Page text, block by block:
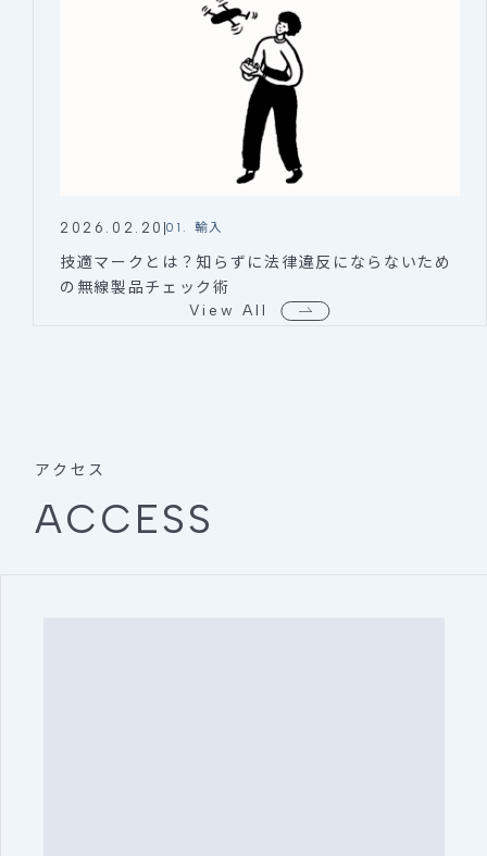
View All
2026.02.20 01. 輸入
技適マークとは？知らずに法律違反にならないため
の無線製品チェック術
アクセス
ACCESS